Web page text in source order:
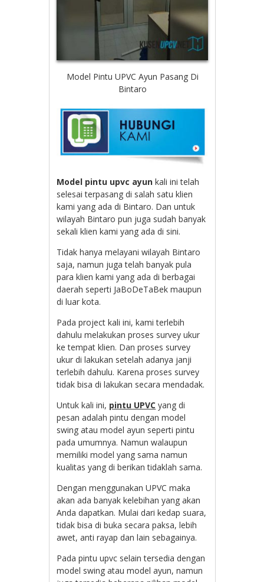
Model Pintu UPVC Ayun Pasang Di
Bintaro
Model pintu upvc ayun kali ini telah
selesai terpasang di salah satu klien
kami yang ada di Bintaro. Dan untuk
wilayah Bintaro pun juga sudah banyak
sekali klien kami yang ada di sini.
Tidak hanya melayani wilayah Bintaro
saja, namun juga telah banyak pula
para klien kami yang ada di berbagai
daerah seperti JaBoDeTaBek maupun
di luar kota.
Pada project kali ini, kami terlebih
dahulu melakukan proses survey ukur
ke tempat klien. Dan proses survey
ukur di lakukan setelah adanya janji
terlebih dahulu. Karena proses survey
tidak bisa di lakukan secara mendadak.
Untuk kali ini, pintu UPVC yang di
pesan adalah pintu dengan model
swing atau model ayun seperti pintu
pada umumnya. Namun walaupun
memiliki model yang sama namun
kualitas yang di berikan tidaklah sama.
Dengan menggunakan UPVC maka
akan ada banyak kelebihan yang akan
Anda dapatkan. Mulai dari kedap suara,
tidak bisa di buka secara paksa, lebih
awet, anti rayap dan lain sebagainya.
Pada pintu upvc selain tersedia dengan
model swing atau model ayun, namun